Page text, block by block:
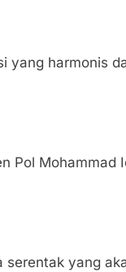
yang harmonis
Pol Mohammad
yang